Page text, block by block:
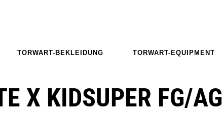
TORWART-BEKLEIDUNG TORWART-EQUIPMENT
X KIDSUPER FG/AG